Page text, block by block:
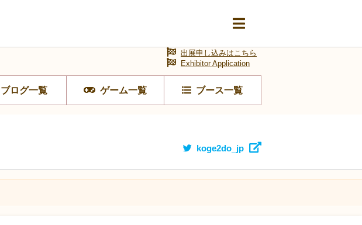
ブログ一覧 ゲーム一覧 ブース一覧
出展申し込みはこちら
Exhibitor Application
koge2do_jp